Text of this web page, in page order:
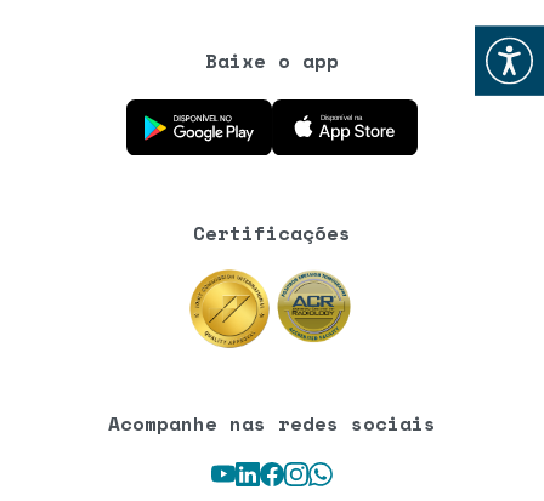
Abrir
Baixe o app
Baixe o aplicativo na Google Play Store
Baixe o aplicativo na App Store
Certificações
Acompanhe nas redes sociais
Youtube
LinkedIn
Facebook
Instagram
WhatsApp